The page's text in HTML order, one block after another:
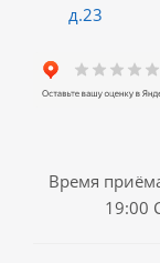
д.23
Время
19:00